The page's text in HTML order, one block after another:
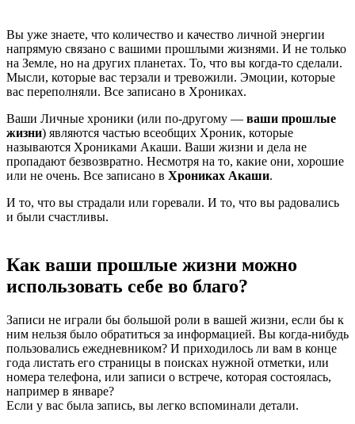
Вы уже знаете, что количество и качество личной энергии
напрямую связано с вашими прошлыми жизнями. И не только
на Земле, но на других планетах. То, что вы когда-то сделали.
Мысли, которые вас терзали и тревожили. Эмоции, которые
вас переполняли. Все записано в Хрониках.
Ваши Личные хроники (или по-другому — ваши прошлые
жизни) являются частью всеобщих Хроник, которые
называются Хрониками Акаши. Ваши жизни и дела не
пропадают безвозвратно. Несмотря на то, какие они, хорошие
или не очень. Все записано в Хрониках Акаши.
И то, что вы страдали или горевали. И то, что вы радовались
и были счастливы.
Как ваши прошлые жизни можно
использовать себе во благо?
Записи не играли бы большой роли в вашей жизни, если бы к
ним нельзя было обратиться за информацией. Вы когда-нибудь
пользовались ежедневником? И приходилось ли вам в конце
года листать его страницы в поисках нужной отметки, или
номера телефона, или записи о встрече, которая состоялась,
например в январе?
Если у вас была запись, вы легко вспоминали детали.